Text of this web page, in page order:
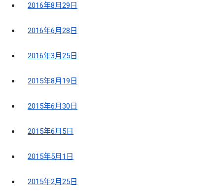
2016年8月29日
2016年6月28日
2016年3月25日
2015年8月19日
2015年6月30日
2015年6月5日
2015年5月1日
2015年2月25日